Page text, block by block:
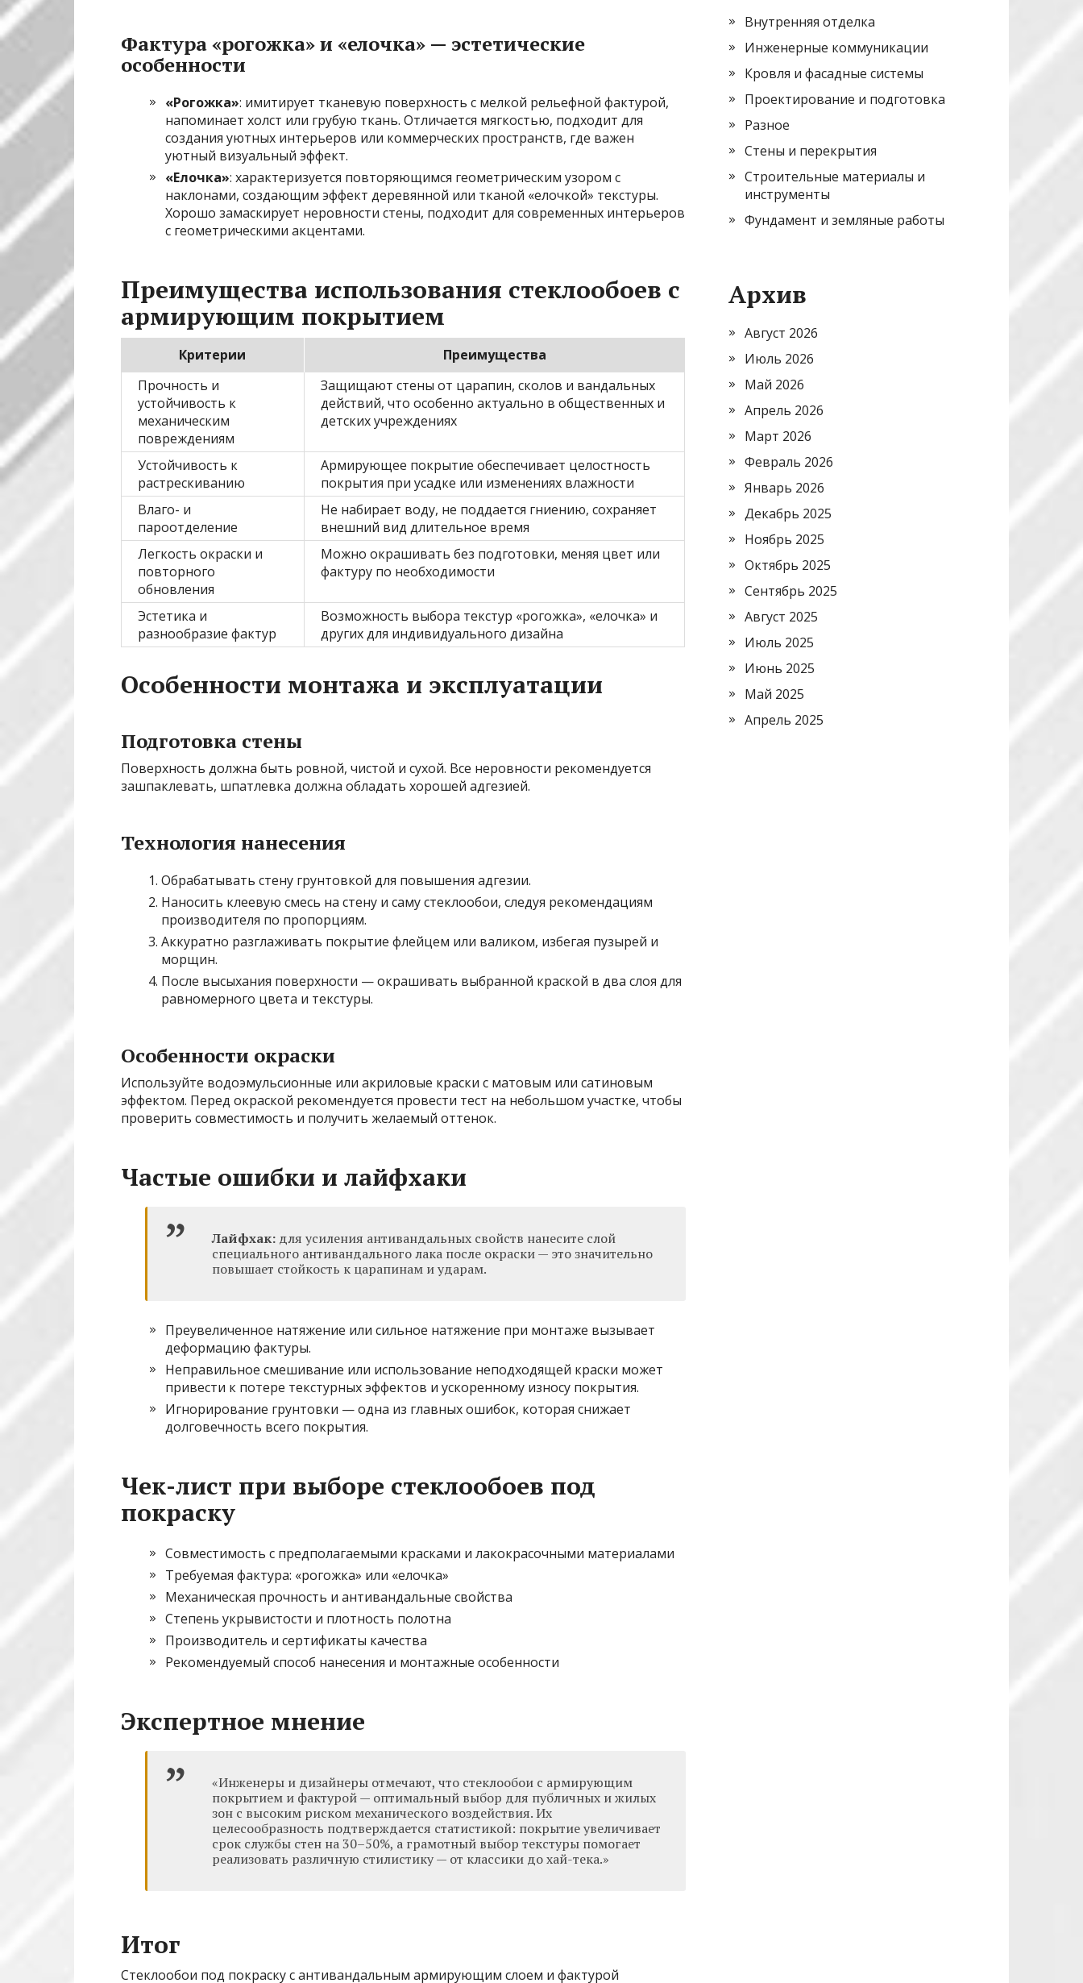
Фактура «рогожка» и «елочка» — эстетические
особенности
«Рогожка»: имитирует тканевую поверхность с мелкой рельефной фактурой,
напоминает холст или грубую ткань. Отличается мягкостью, подходит для
создания уютных интерьеров или коммерческих пространств, где важен
уютный визуальный эффект.
«Елочка»: характеризуется повторяющимся геометрическим узором с
наклонами, создающим эффект деревянной или тканой «елочкой» текстуры.
Хорошо замаскирует неровности стены, подходит для современных интерьеров
с геометрическими акцентами.
Преимущества использования стеклообоев с
армирующим покрытием
Критерии
Преимущества
Прочность и
устойчивость к
механическим
повреждениям
Защищают стены от царапин, сколов и вандальных
действий, что особенно актуально в общественных и
детских учреждениях
Устойчивость к
растрескиванию
Армирующее покрытие обеспечивает целостность
покрытия при усадке или изменениях влажности
Влаго- и
пароотделение
Не набирает воду, не поддается гниению, сохраняет
внешний вид длительное время
Легкость окраски и
повторного
обновления
Можно окрашивать без подготовки, меняя цвет или
фактуру по необходимости
Эстетика и
разнообразие фактур
Возможность выбора текстур «рогожка», «елочка» и
других для индивидуального дизайна
Особенности монтажа и эксплуатации
Подготовка стены
Поверхность должна быть ровной, чистой и сухой. Все неровности рекомендуется
зашпаклевать, шпатлевка должна обладать хорошей адгезией.
Технология нанесения
Обрабатывать стену грунтовкой для повышения адгезии.
Наносить клеевую смесь на стену и саму стеклообои, следуя рекомендациям
производителя по пропорциям.
Аккуратно разглаживать покрытие флейцем или валиком, избегая пузырей и
морщин.
После высыхания поверхности — окрашивать выбранной краской в два слоя для
равномерного цвета и текстуры.
Особенности окраски
Используйте водоэмульсионные или акриловые краски с матовым или сатиновым
эффектом. Перед окраской рекомендуется провести тест на небольшом участке, чтобы
проверить совместимость и получить желаемый оттенок.
Частые ошибки и лайфхаки
Лайфхак: для усиления антивандальных свойств нанесите слой
специального антивандального лака после окраски — это значительно
повышает стойкость к царапинам и ударам.
Преувеличенное натяжение или сильное натяжение при монтаже вызывает
деформацию фактуры.
Неправильное смешивание или использование неподходящей краски может
привести к потере текстурных эффектов и ускоренному износу покрытия.
Игнорирование грунтовки — одна из главных ошибок, которая снижает
долговечность всего покрытия.
Чек-лист при выборе стеклообоев под
покраску
Совместимость с предполагаемыми красками и лакокрасочными материалами
Требуемая фактура: «рогожка» или «елочка»
Механическая прочность и антивандальные свойства
Степень укрывистости и плотность полотна
Производитель и сертификаты качества
Рекомендуемый способ нанесения и монтажные особенности
Экспертное мнение
«Инженеры и дизайнеры отмечают, что стеклообои с армирующим
покрытием и фактурой — оптимальный выбор для публичных и жилых
зон с высоким риском механического воздействия. Их
целесообразность подтверждается статистикой: покрытие увеличивает
срок службы стен на 30–50%, а грамотный выбор текстуры помогает
реализовать различную стилистику — от классики до хай-тека.»
Итог
Стеклообои под покраску с антивандальным армирующим слоем и фактурой
Внутренняя отделка
Инженерные коммуникации
Кровля и фасадные системы
Проектирование и подготовка
Разное
Стены и перекрытия
Строительные материалы и
инструменты
Фундамент и земляные работы
Архив
Август 2026
Июль 2026
Май 2026
Апрель 2026
Март 2026
Февраль 2026
Январь 2026
Декабрь 2025
Ноябрь 2025
Октябрь 2025
Сентябрь 2025
Август 2025
Июль 2025
Июнь 2025
Май 2025
Апрель 2025